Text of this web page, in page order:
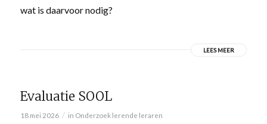
wat is daarvoor nodig?
LEES MEER
Evaluatie SOOL
18 mei 2026 / in Onderzoek lerende leraren